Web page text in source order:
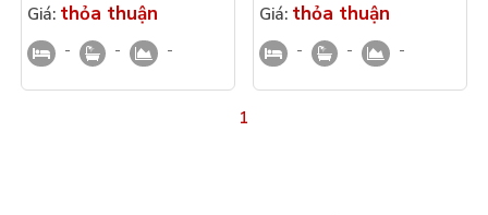
Giá: thỏa thuận
- - -
Giá: thỏa thuận
- - -
1